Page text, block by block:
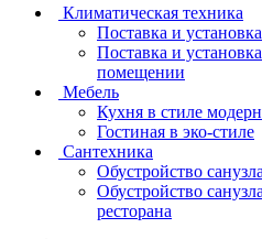
Климатическая техника
Поставка и
Поставка и
помещении
Мебель
Кухня в стиле модерн
Гостиная в эко-стиле
Сантехника
Обустройство
Обустройство
ресторана